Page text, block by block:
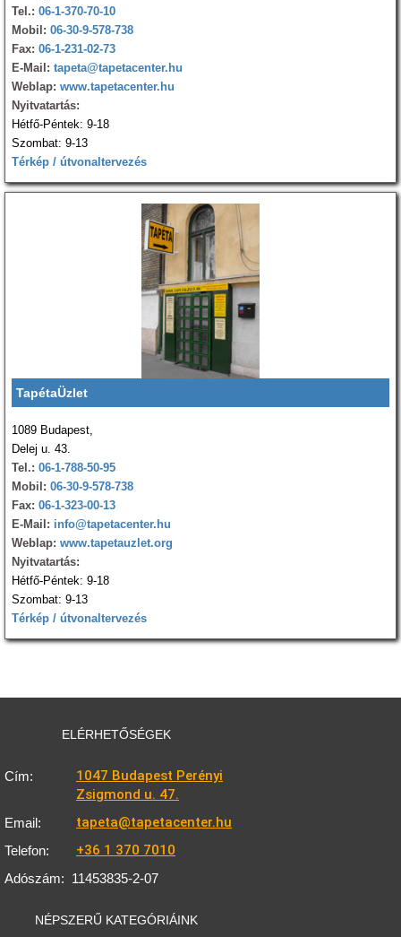
Tel.: 06-1-370-70-10
Mobil: 06-30-9-578-738
Fax: 06-1-231-02-73
E-Mail: tapeta@tapetacenter.hu
Weblap: www.tapetacenter.hu
Nyitvatartás:
Hétfő-Péntek: 9-18
Szombat: 9-13
Térkép / útvonaltervezés
TapétaÜzlet
1089 Budapest,
Delej u. 43.
Tel.: 06-1-788-50-95
Mobil: 06-30-9-578-738
Fax: 06-1-323-00-13
E-Mail: info@tapetacenter.hu
Weblap: www.tapetauzlet.org
Nyitvatartás:
Hétfő-Péntek: 9-18
Szombat: 9-13
Térkép / útvonaltervezés
ELÉRHETŐSÉGEK
Cím:
1047 Budapest Perényi
Zsigmond u. 47.
Email: tapeta@tapetacenter.hu
Telefon: +36 1 370 7010
Adószám: 11453835-2-07
NÉPSZERŰ KATEGÓRIÁINK